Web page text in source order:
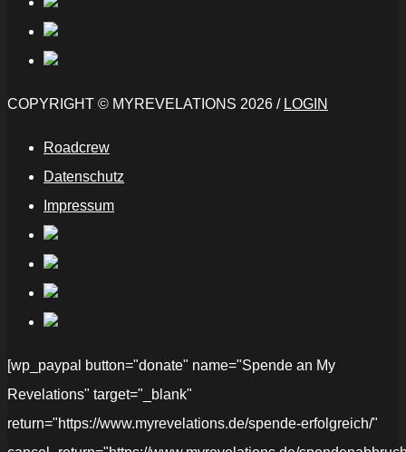
COPYRIGHT © MYREVELATIONS 2026 / LOGIN
Roadcrew
Datenschutz
Impressum
[wp_paypal button="donate" name="Spende an My
Revelations" target="_blank"
return="https://www.myrevelations.de/spende-erfolgreich/"